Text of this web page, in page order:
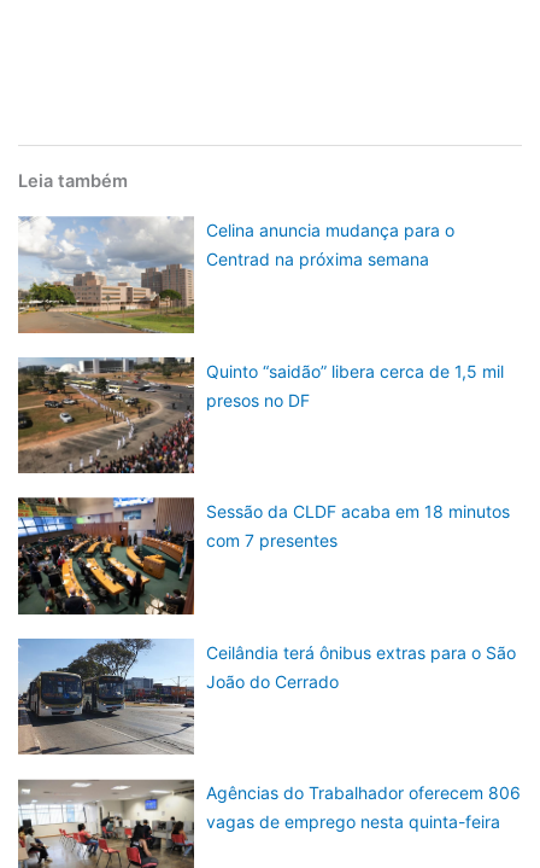
Leia também
Celina anuncia mudança para o
Centrad na próxima semana
Quinto “saidão” libera cerca de 1,5 mil
presos no DF
Sessão da CLDF acaba em 18 minutos
com 7 presentes
Ceilândia terá ônibus extras para o São
João do Cerrado
Agências do Trabalhador oferecem 806
vagas de emprego nesta quinta-feira